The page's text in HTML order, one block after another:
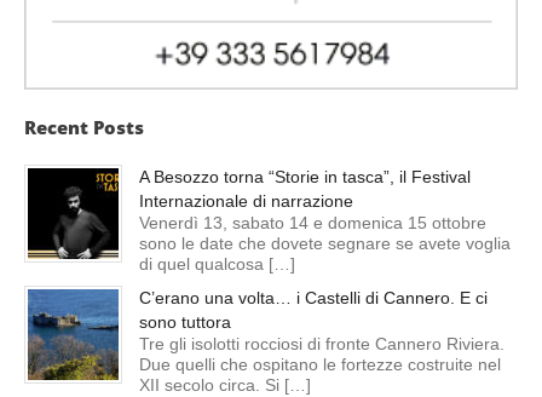
Recent Posts
A Besozzo torna “Storie in tasca”, il Festival
Internazionale di narrazione
Venerdì 13, sabato 14 e domenica 15 ottobre
sono le date che dovete segnare se avete voglia
di quel qualcosa […]
C’erano una volta… i Castelli di Cannero. E ci
sono tuttora
Tre gli isolotti rocciosi di fronte Cannero Riviera.
Due quelli che ospitano le fortezze costruite nel
XII secolo circa. Si […]